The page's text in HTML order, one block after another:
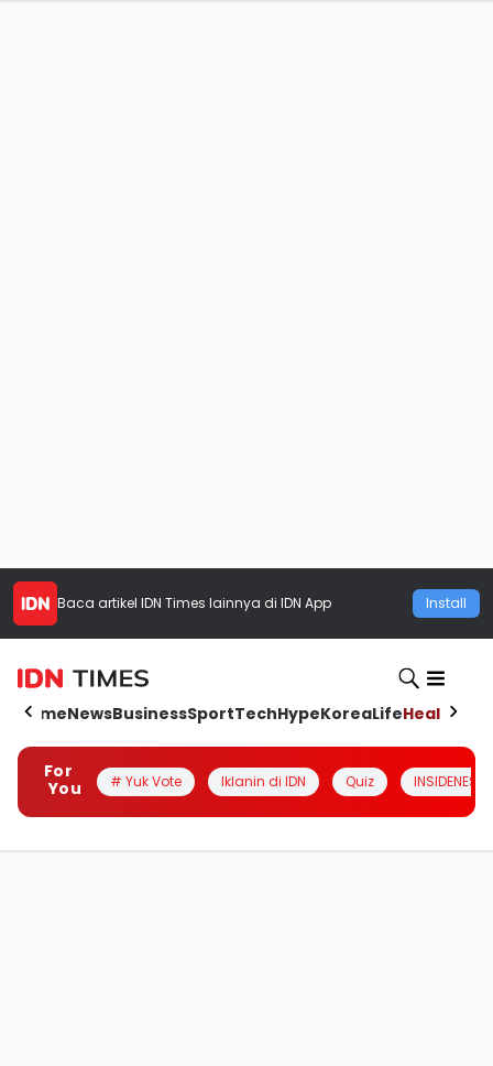
Baca artikel IDN Times lainnya di IDN App Install
HomeNewsBusinessSportTechHypeKoreaLifeHealth
For
You
# Yuk Vote Iklanin di IDN Quiz INSIDENESIA